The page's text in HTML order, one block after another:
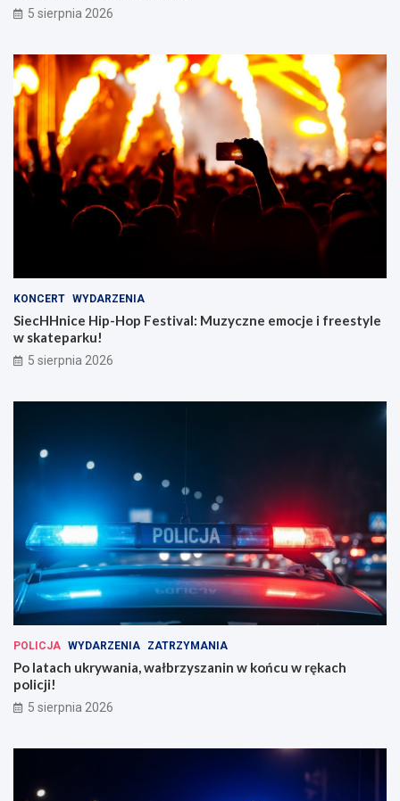
5 sierpnia 2026
KONCERT WYDARZENIA
SiecHHnice Hip-Hop Festival: Muzyczne emocje i freestyle
w skateparku!
5 sierpnia 2026
POLICJA WYDARZENIA ZATRZYMANIA
Po latach ukrywania, wałbrzyszanin w końcu w rękach
policji!
5 sierpnia 2026